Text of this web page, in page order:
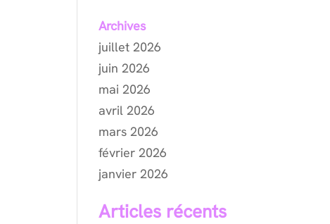
Archives
juillet 2026
juin 2026
mai 2026
avril 2026
mars 2026
février 2026
janvier 2026
Articles récents